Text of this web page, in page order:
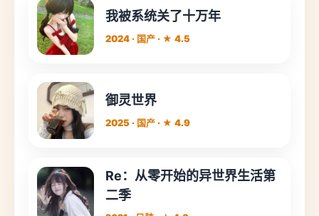
我被系统关了十万年
2024 · 国产 · ★ 4.5
御灵世界
2025 · 国产 · ★ 4.9
Re：从零开始的异世界生活第
二季